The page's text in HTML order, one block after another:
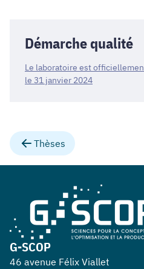
Démarche qualité
Le laboratoire est
le 31 janvier 2024
Thèses
G-SCOP
46 avenue Félix Viallet